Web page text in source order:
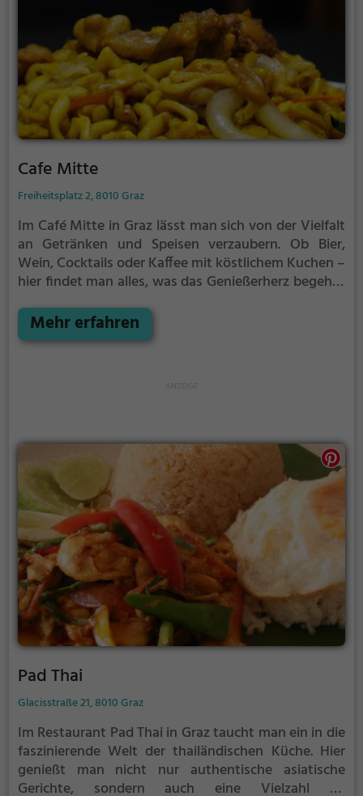
Cafe Mitte
Freiheitsplatz 2, 8010 Graz
Im Café Mitte in Graz lässt man sich von der Vielfalt
an Getränken und Speisen verzaubern. Ob Bier,
Wein, Cocktails oder Kaffee mit köstlichem Kuchen –
hier findet man alles, was das Genießerherz begehrt.
thailändischen, asiatischen, vegetarischen und sogar
veganen Gerichten. Auch Biogerichte, leckeres Curry
Mehr erfahren
Pad Thai
Glacisstraße 21, 8010 Graz
Im Restaurant Pad Thai in Graz taucht man ein in die
faszinierende Welt der thailändischen Küche. Hier
genießt man nicht nur authentische asiatische
Gerichte, sondern auch eine Vielzahl an